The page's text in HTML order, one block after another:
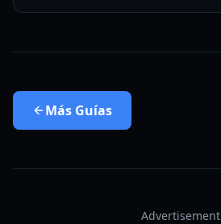
Más Guías
Advertisement